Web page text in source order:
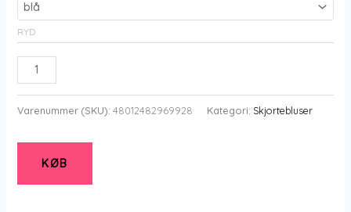
RYD
Pont
Neuf
-
-
Pnfaldine
-
Varenummer (SKU): 48012482969928 Kategori: Skjortebluser
KØB